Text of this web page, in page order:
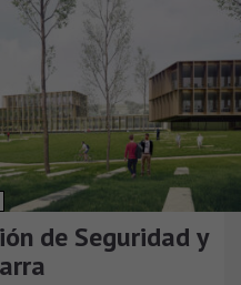
de Seguridad y